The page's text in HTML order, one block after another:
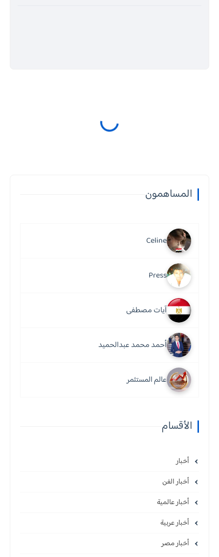
المساهمون
Celine
Press
آيات مصطفى
أحمد محمد عبدالحميد
عالم المستثمر
الأقسام
أخبار
أخبار الفن
أخبار عالمية
أخبار عربية
أخبار مصر